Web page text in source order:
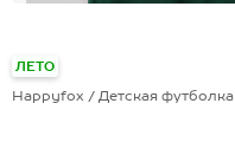
ЛЕТО
Happyfox / Детская футболка